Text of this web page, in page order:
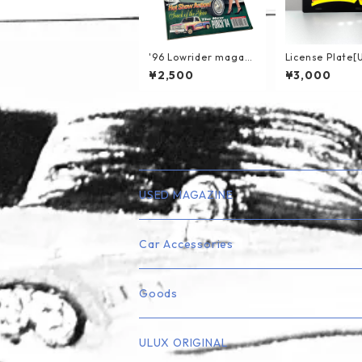
'96 Lowrider magazi
ne
¥2,500
License
¥3,000
USED MAGAZINE
Lowrider
Truck
Rod・Custom系
Car Accessories
エアフレッシュナー
ナンバープレート・フレーム
Goods
ミニカー
ULUX ORIGINAL